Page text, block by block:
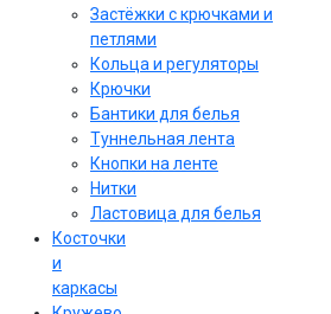
Застёжки с крючками и
петлями
Кольца и регуляторы
Крючки
Бантики для белья
Туннельная лента
Кнопки на ленте
Нитки
Ластовица для белья
Косточки
и
каркасы